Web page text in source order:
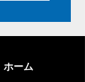
ーム